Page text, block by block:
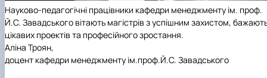
Науково-педагогічні працівники кафедри менеджменту ім. проф.
Й.С. Завадського вітають магістрів з успішним захистом,
цікавих проектів та професійного зростання.
Аліна Троян,
доцент кафедри менеджменту ім.проф.Й.С. Завадського